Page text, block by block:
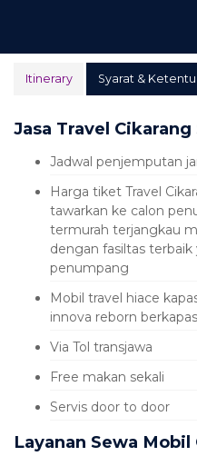
Itinerary Syarat &
Jasa Travel Cikarang
Jadwal penjemputan
Harga tiket Travel
tawarkan ke calon
termurah terjangkau
dengan fasiltas
penumpang
Mobil travel hiace
innova reborn
Via Tol transjawa
Free makan sekali
Servis door to door
Layanan Sewa